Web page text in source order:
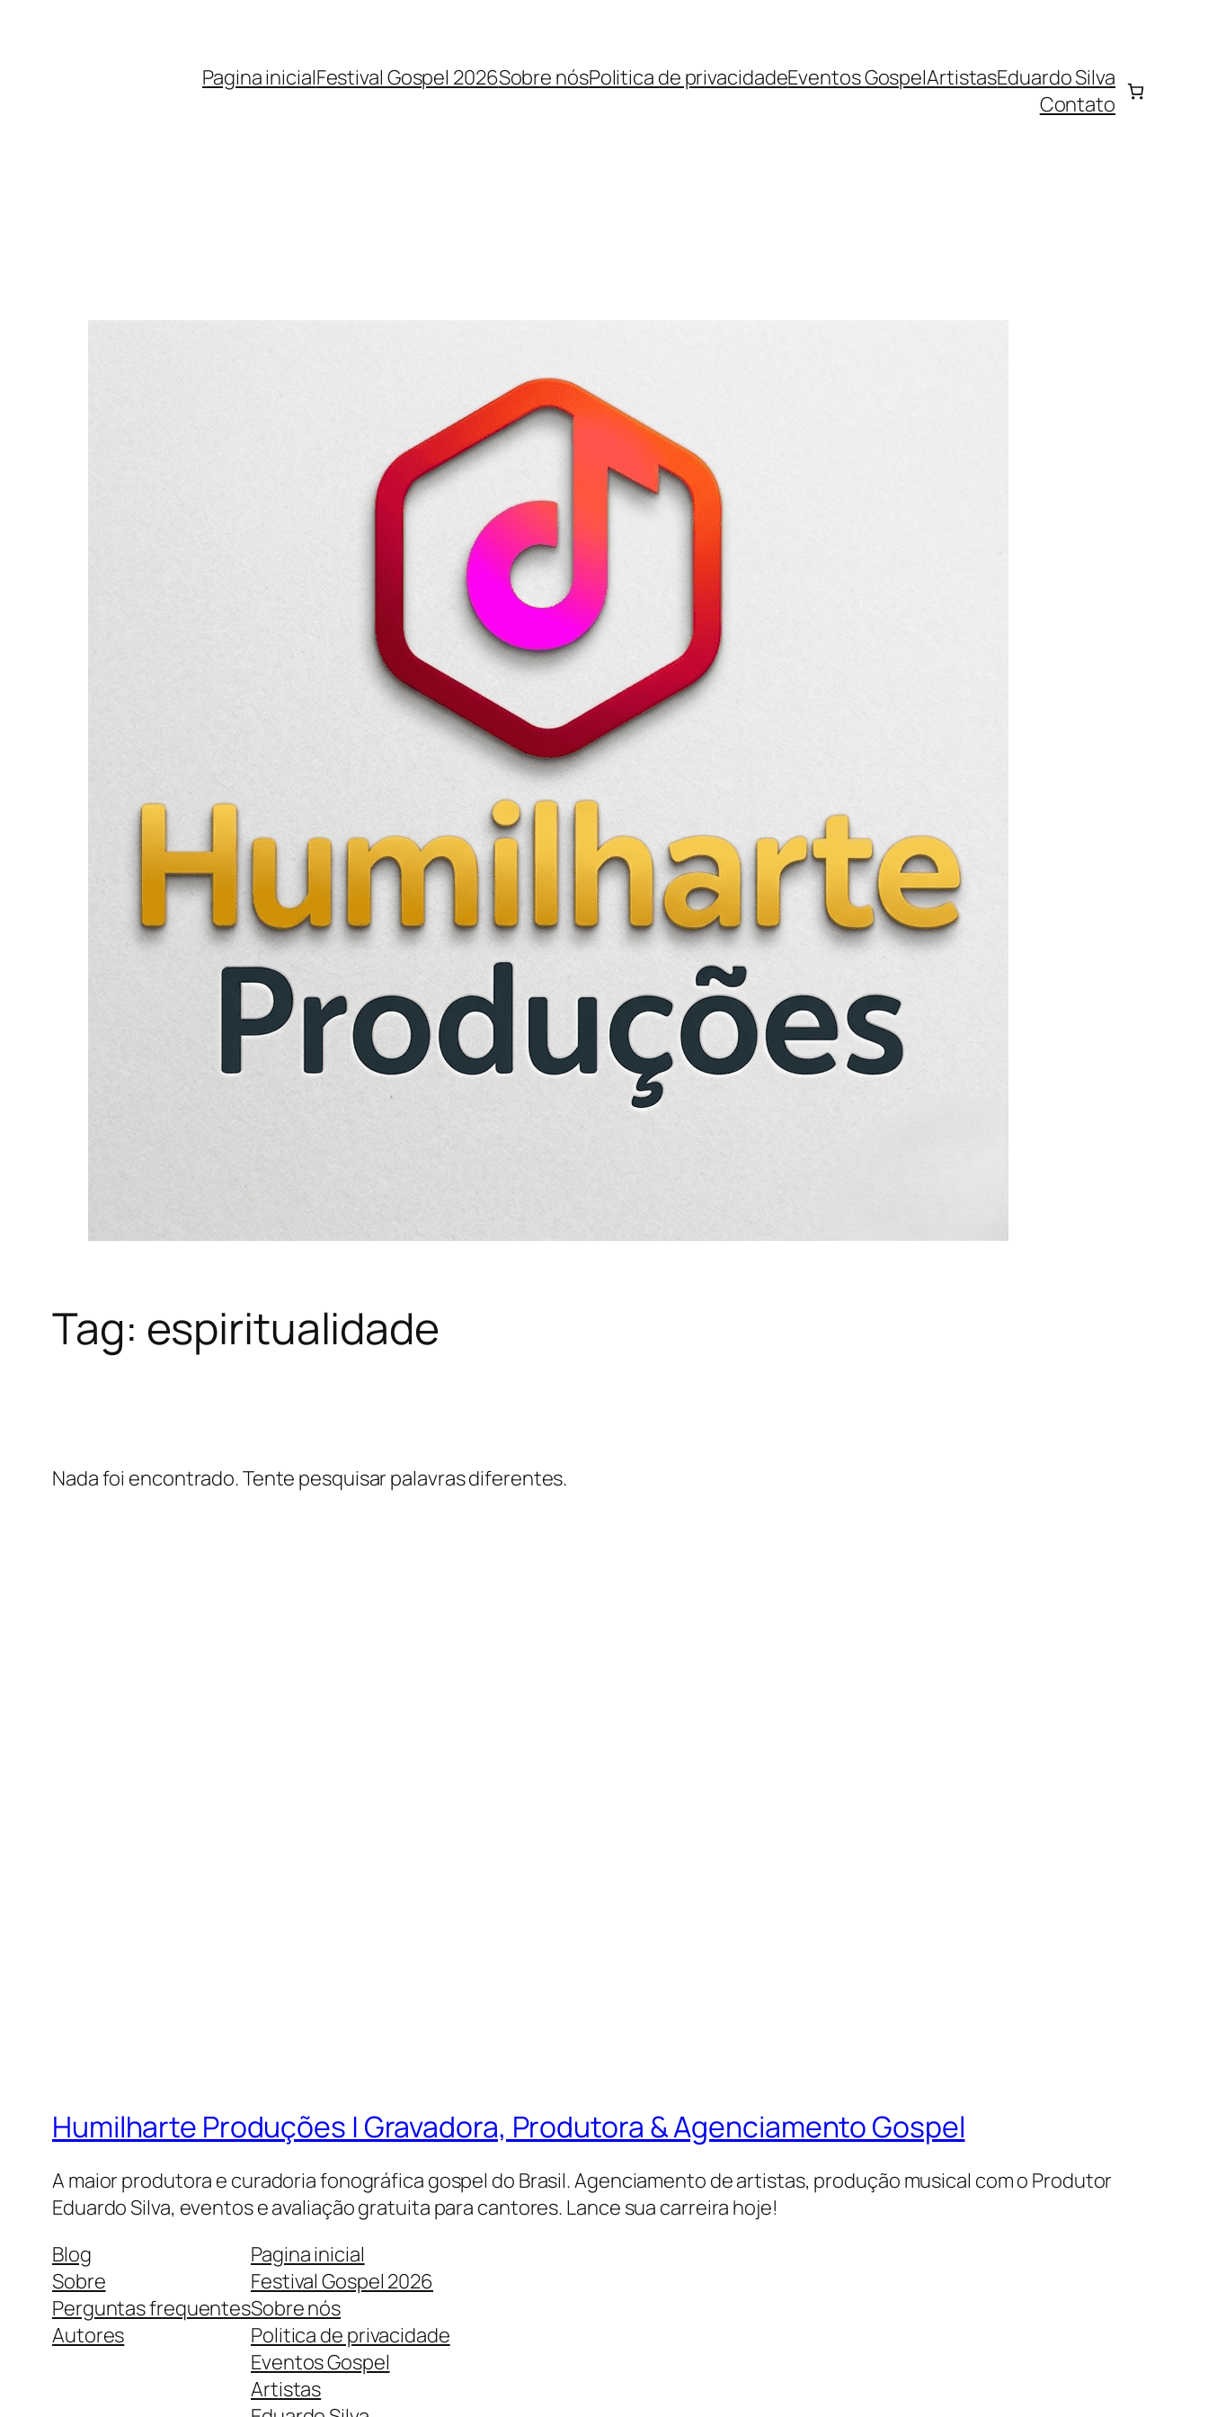
Pagina inicialFestival Gospel 2026Sobre nósPolitica de privacidadeEventos GospelArtistasEduardo Silva
Contato
Tag: espiritualidade
Nada foi encontrado. Tente pesquisar palavras diferentes.
Humilharte Produções | Gravadora, Produtora & Agenciamento Gospel
A maior produtora e curadoria fonográfica gospel do Brasil. Agenciamento de artistas, produção musical com o Produtor
Eduardo Silva, eventos e avaliação gratuita para cantores. Lance sua carreira hoje!
Blog
Sobre
Perguntas frequentes
Autores
Pagina inicial
Festival Gospel 2026
Sobre nós
Politica de privacidade
Eventos Gospel
Artistas